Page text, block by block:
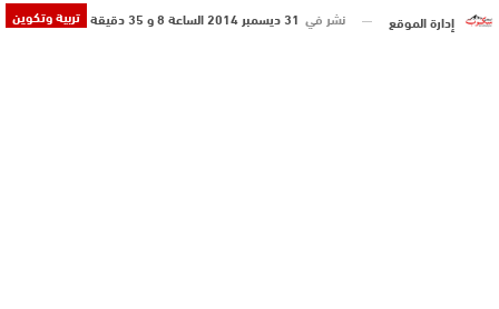
تربية وتكوين إدارة الموقع نشر في 31 ديسمبر 2014 الساعة 8 و 35 دقيقة